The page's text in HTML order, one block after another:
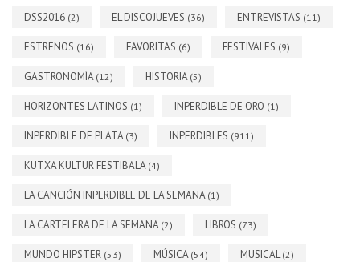
DSS2016 (2) EL DISCOJUEVES (36) ENTREVISTAS (11)
ESTRENOS (16) FAVORITAS (6) FESTIVALES (9)
GASTRONOMÍA (12) HISTORIA (5)
HORIZONTES LATINOS (1) INPERDIBLE DE ORO (1)
INPERDIBLE DE PLATA (3) INPERDIBLES (911)
KUTXA KULTUR FESTIBALA (4)
LA CANCIÓN INPERDIBLE DE LA SEMANA (1)
LA CARTELERA DE LA SEMANA (2) LIBROS (73)
MUNDO HIPSTER (53) MÚSICA (54) MUSICAL(2)